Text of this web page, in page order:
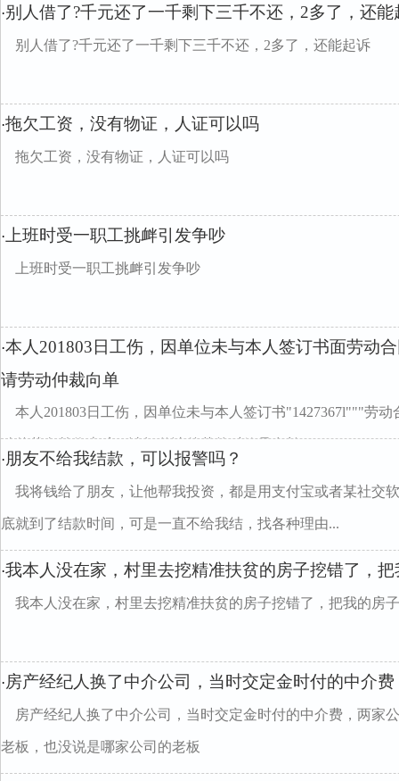
·别人借了?千元还了一千剩下三千不还，2多了，还能
别人借了?千元还了一千剩下三千不还，2多了，还能起诉
·拖欠工资，没有物证，人证可以吗
拖欠工资，没有物证，人证可以吗
· 上班时受一职工挑衅引发争吵
上班时受一职工挑衅引发争吵
·本人201803日工伤，因单位未与本人签订书面劳动
请劳动仲裁向单
本人201803日工伤，因单位未与本人签订书"1427367l"""劳
动仲裁向单位索赔，请问伸请仲裁的时效是多长
·朋友不给我结款，可以报警吗？
我将钱给了朋友，让他帮我投资，都是用支付宝或者某社交
底就到了结款时间，可是一直不给我结，找各种理由...
·我本人没在家，村里去挖精准扶贫的房子挖错了，
我本人没在家，村里去挖精准扶贫的房子挖错了，把我的房
·房产经纪人换了中介公司，当时交定金时付的中介
房产经纪人换了中介公司，当时交定金时付的中介费，两家
老板，也没说是哪家公司的老板